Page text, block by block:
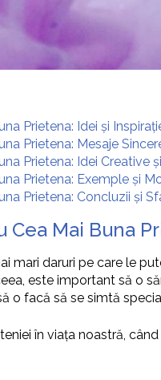
Prietena: Idei și
Prietena: Mesaje
Prietena: Idei Creative
Prietena: Exemple și
Prietena: Concluzii și
Mai Buna
mari daruri pe care le
este important să o
o facă să se simtă
în viața noastră,